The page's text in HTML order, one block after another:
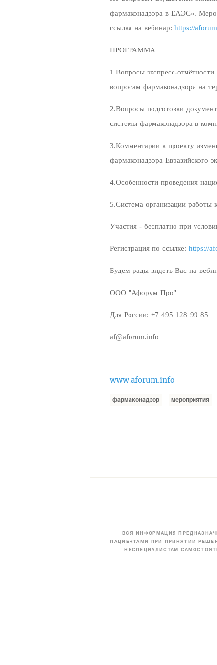
фармаконадзора в ЕАЭС».
ссылка на вебинар:https://
ПРОГРАММА
1.Вопросы экспресс-
вопросам фармаконадзора на
2.Вопросы подготовки
системы фармаконадзора в
3.Комментарии к проекту
фармаконадзора Евразийского
4.Особенности проведения
5.Система организации
Участия - бесплатно при
Регистрация по ссылке:https://
Будем рады видеть Вас на
ООО "Афорум Про"
Для России: +7 495 128 99 85
af@aforum.info
www.aforum.info
фармаконадзор мероприятия
ВСЯ ИНФОРМАЦИЯ
ПАЦИЕНТАМИ ПРИ ПРИНЯТИИ
НЕСПЕЦИАЛИСТАМ